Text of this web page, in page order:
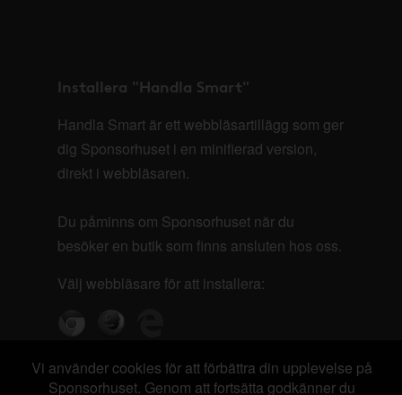
Installera "Handla Smart"
Handla Smart är ett webbläsartillägg som ger
dig Sponsorhuset i en minifierad version,
direkt i webbläsaren.
Du påminns om Sponsorhuset när du
besöker en butik som finns ansluten hos oss.
Välj webbläsare för att installera:
Vi använder cookies för att förbättra din upplevelse på
Sponsorhuset. Genom att fortsätta godkänner du